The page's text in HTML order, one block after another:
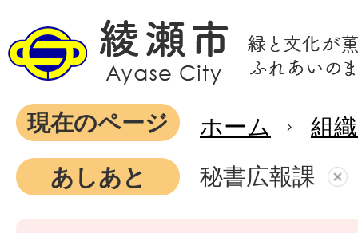
現在のページ ホーム
組
あしあと
秘書広報課